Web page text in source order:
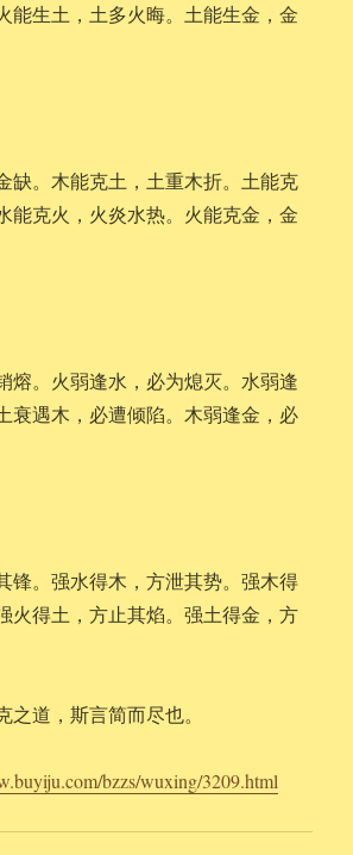
能生土，土多火晦。土能生金，金
缺。木能克土，土重木折。土能克
能克火，火炎水热。火能克金，金
熔。火弱逢水，必为熄灭。水弱逢
衰遇木，必遭倾陷。木弱逢金，必
锋。强水得木，方泄其势。强木得
火得土，方止其焰。强土得金，方
之道，斯言简而尽也。
bzzs/wuxing/3209.html